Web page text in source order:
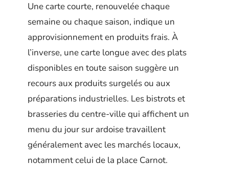
Une carte courte, renouvelée chaque
semaine ou chaque saison, indique un
approvisionnement en produits frais. À
l’inverse, une carte longue avec des plats
disponibles en toute saison suggère un
recours aux produits surgelés ou aux
préparations industrielles. Les bistrots et
brasseries du centre-ville qui affichent un
menu du jour sur ardoise travaillent
généralement avec les marchés locaux,
notamment celui de la place Carnot.